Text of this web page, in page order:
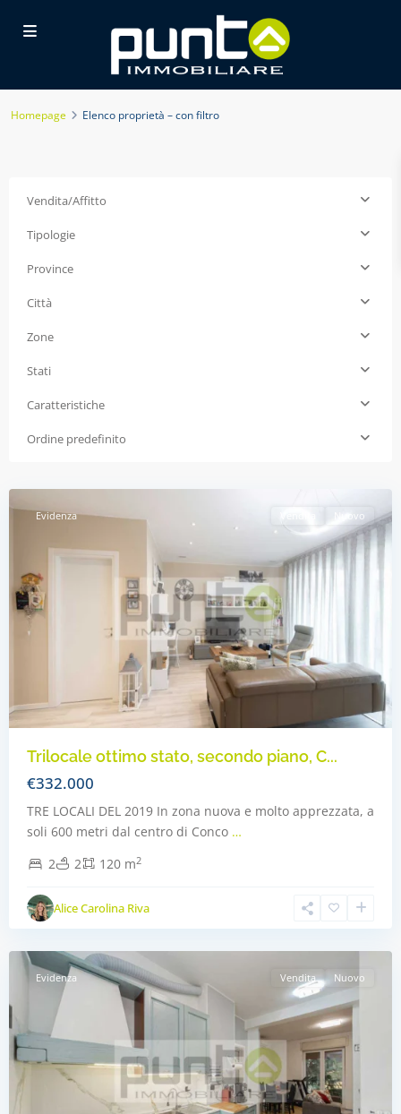
Homepage Elenco proprietà – con filtro
Vendita/Affitto
Tipologie
Province
Città
Zone
Stati
Caratteristiche
Ordine predefinito
Concorezzo
Evidenza Nuovo
Trilocale ottimo stato, secondo piano, C...
€332.000
TRE LOCALI DEL 2019 In zona nuova e molto apprezzata, a
soli 600 metri dal centro di Conco …
2
2 120 m2
Alice Carolina Riva
Concorezzo,
Evidenza Vendita Nuovo